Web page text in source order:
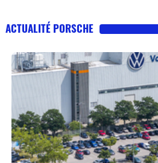
ACTUALITÉ PORSCHE